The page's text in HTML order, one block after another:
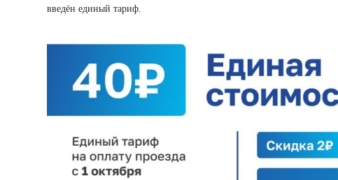
введён единый тариф.